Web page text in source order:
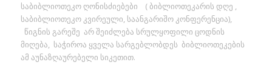
საბიბლიოთეკო ღონისძიებები ( ბიბლიოთეკარის დღე ,
საბიბლიოთეკო კვირეული, საანგარიშო კონფერენცია),
წიგნის გარეშე არ შეიძლება სრულყოფილი ცოდნის
მიღება, საჭიროა ყველა სარგებლობდეს ბიბლიოთეკების
ამ აუნაზღაურებელი სიკეთით.